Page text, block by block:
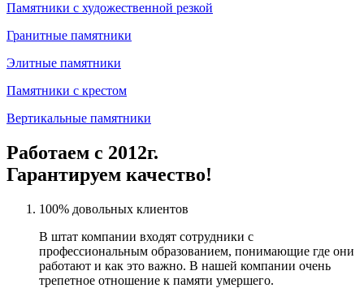
Памятники с художественной резкой
Гранитные памятники
Элитные памятники
Памятники с крестом
Вертикальные памятники
Работаем с 2012г.
Гарантируем качество!
100% довольных клиентов
В штат компании входят сотрудники с
профессиональным образованием, понимающие где они
работают и как это важно. В нашей компании очень
трепетное отношение к памяти умершего.